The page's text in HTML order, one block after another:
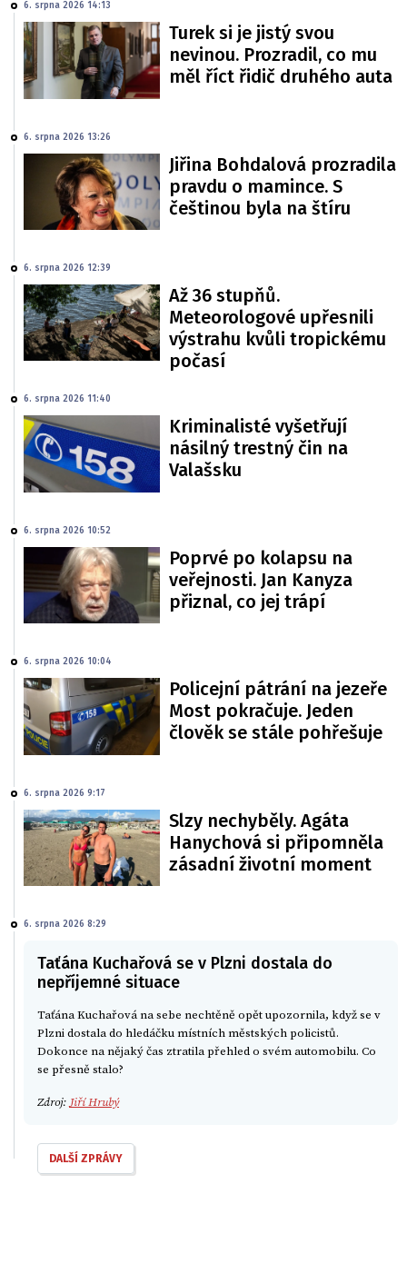
6. srpna 2026 14:13
Turek si je jistý svou
nevinou. Prozradil, co mu
měl říct řidič druhého auta
6. srpna 2026 13:26
Jiřina Bohdalová prozradila
pravdu o mamince. S
češtinou byla na štíru
6. srpna 2026 12:39
Až 36 stupňů.
Meteorologové upřesnili
výstrahu kvůli tropickému
počasí
6. srpna 2026 11:40
Kriminalisté vyšetřují
násilný trestný čin na
Valašsku
6. srpna 2026 10:52
Poprvé po kolapsu na
veřejnosti. Jan Kanyza
přiznal, co jej trápí
6. srpna 2026 10:04
Policejní pátrání na jezeře
Most pokračuje. Jeden
člověk se stále pohřešuje
6. srpna 2026 9:17
Slzy nechyběly. Agáta
Hanychová si připomněla
zásadní životní moment
6. srpna 2026 8:29
Taťána Kuchařová se v Plzni dostala do
nepříjemné situace
Taťána Kuchařová na sebe nechtěně opět upozornila, když se v
Plzni dostala do hledáčku místních městských policistů.
Dokonce na nějaký čas ztratila přehled o svém automobilu. Co
se přesně stalo?
Zdroj: Jiří Hrubý
DALŠÍ ZPRÁVY